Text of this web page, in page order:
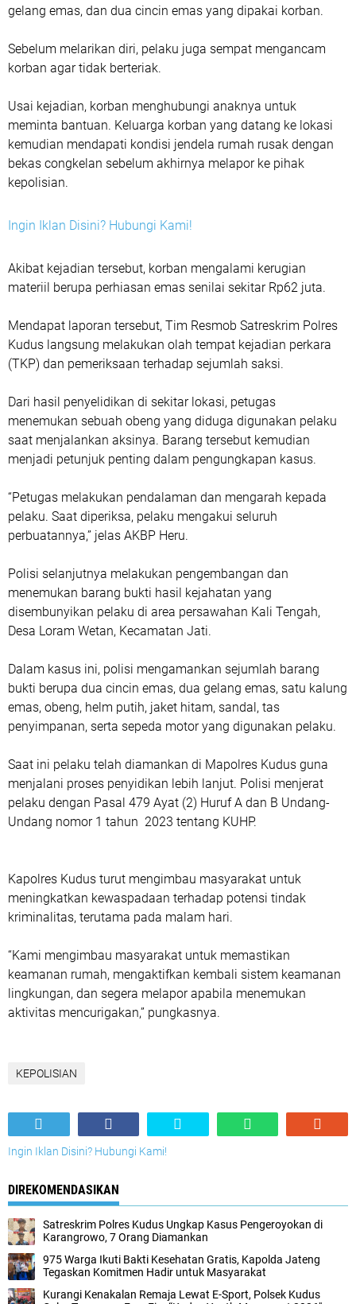
gelang emas, dan dua cincin emas yang dipakai korban.
Sebelum melarikan diri, pelaku juga sempat mengancam
korban agar tidak berteriak.
Usai kejadian, korban menghubungi anaknya untuk
meminta bantuan. Keluarga korban yang datang ke lokasi
kemudian mendapati kondisi jendela rumah rusak dengan
bekas congkelan sebelum akhirnya melapor ke pihak
kepolisian.
Ingin Iklan Disini? Hubungi Kami!
Akibat kejadian tersebut, korban mengalami kerugian
materiil berupa perhiasan emas senilai sekitar Rp62 juta.
Mendapat laporan tersebut, Tim Resmob Satreskrim Polres
Kudus langsung melakukan olah tempat kejadian perkara
(TKP) dan pemeriksaan terhadap sejumlah saksi.
Dari hasil penyelidikan di sekitar lokasi, petugas
menemukan sebuah obeng yang diduga digunakan pelaku
saat menjalankan aksinya. Barang tersebut kemudian
menjadi petunjuk penting dalam pengungkapan kasus.
“Petugas melakukan pendalaman dan mengarah kepada
pelaku. Saat diperiksa, pelaku mengakui seluruh
perbuatannya,” jelas AKBP Heru.
Polisi selanjutnya melakukan pengembangan dan
menemukan barang bukti hasil kejahatan yang
disembunyikan pelaku di area persawahan Kali Tengah,
Desa Loram Wetan, Kecamatan Jati.
Dalam kasus ini, polisi mengamankan sejumlah barang
bukti berupa dua cincin emas, dua gelang emas, satu kalung
emas, obeng, helm putih, jaket hitam, sandal, tas
penyimpanan, serta sepeda motor yang digunakan pelaku.
Saat ini pelaku telah diamankan di Mapolres Kudus guna
menjalani proses penyidikan lebih lanjut. Polisi menjerat
pelaku dengan Pasal 479 Ayat (2) Huruf A dan B Undang-
Undang nomor 1 tahun 2023 tentang KUHP.
Kapolres Kudus turut mengimbau masyarakat untuk
meningkatkan kewaspadaan terhadap potensi tindak
kriminalitas, terutama pada malam hari.
“Kami mengimbau masyarakat untuk memastikan
keamanan rumah, mengaktifkan kembali sistem keamanan
lingkungan, dan segera melapor apabila menemukan
aktivitas mencurigakan,” pungkasnya.
KEPOLISIAN
Ingin Iklan Disini? Hubungi Kami!
DIREKOMENDASIKAN
Satreskrim Polres Kudus Ungkap Kasus Pengeroyokan di
Karangrowo, 7 Orang Diamankan
975 Warga Ikuti Bakti Kesehatan Gratis, Kapolda Jateng
Tegaskan Komitmen Hadir untuk Masyarakat
Kurangi Kenakalan Remaja Lewat E-Sport, Polsek Kudus